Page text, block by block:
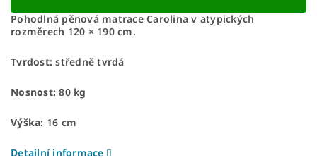
Pohodlná pěnová matrace Carolina v atypických
rozměrech 120 × 190 cm.
Tvrdost: středně tvrdá
Nosnost: 80 kg
Výška: 16 cm
Detailní informace